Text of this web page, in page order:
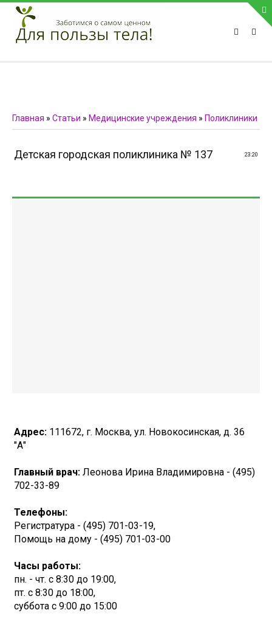
ПРИВЕТСТВУЕМ НА НАШЕМ САЙТЕ
Блок скоро обновится
Главная » Статьи » Медицинские учреждения » Поликлиники
23:20
Детская городская поликлиника № 137
Адрес: 111672, г. Москва, ул. Новокосинская, д. 36
"А"
Главный врач: Леонова Ирина Владимировна - (495)
702-33-89
Телефоны:
Регистратура - (495) 701-03-19,
Помощь на дому - (495) 701-03-00
Часы работы:
пн. - чт. с 8:30 до 19:00,
пт. с 8:30 до 18:00,
суббота с 9:00 до 15:00